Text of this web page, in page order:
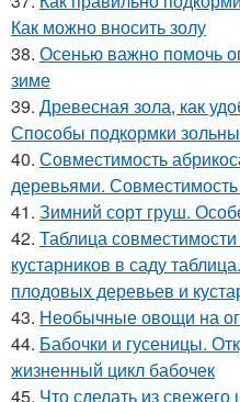
Как можно вносить золу
38. Осенью важно помочь
зиме
39. Древесная зола, как
Способы подкормки
40. Совместимость
деревьями.
41. Зимний сорт груш.
42. Таблица
кустарников в саду
плодовых деревьев и
43. Необычные овощи на
44. Бабочки и гусеницы.
жизненный цикл бабочек
45. Что сделать из